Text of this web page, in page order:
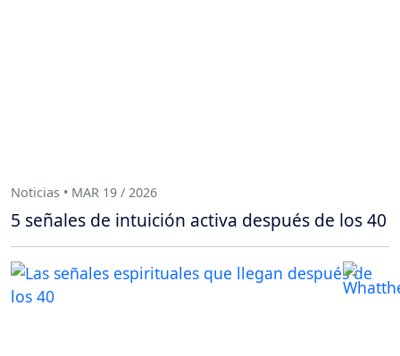
Noticias • MAR 19 / 2026
5 señales de intuición activa después de los 40